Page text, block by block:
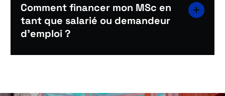
Comment financer mon MSc en
tant que salarié ou demandeur
d'emploi ?